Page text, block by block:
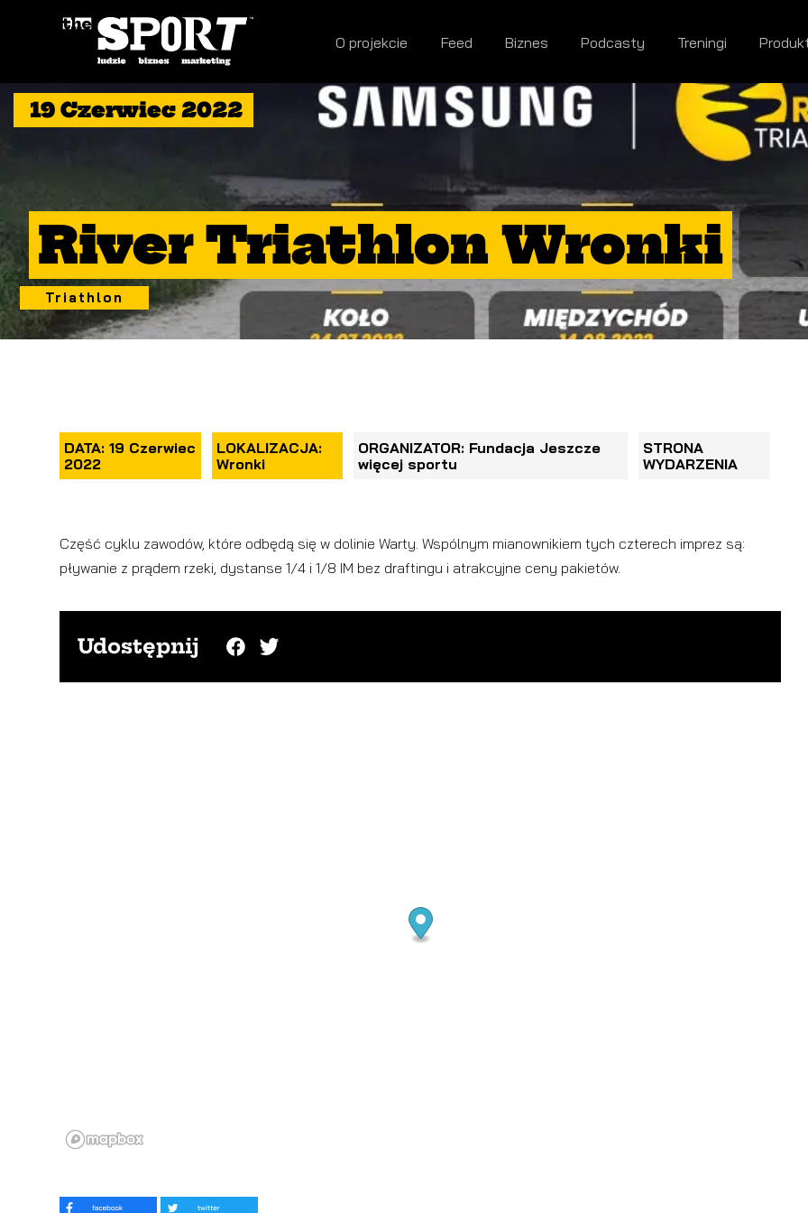
O projekcie Feed Biznes Podcasty Treningi
19 Czerwiec 2022
River Triathlon Wronki
Triathlon
DATA: 19 Czerwiec
2022
LOKALIZACJA:
Wronki
ORGANIZATOR: Fundacja Jeszcze
więcej sportu
STRONA
WYDARZENIA
Część cyklu zawodów, które odbędą się w dolinie Warty. Wspólnym mianownikiem tych czterech imprez są:
pływanie z prądem rzeki, dystanse 1/4 i 1/8 IM bez draftingu i atrakcyjne ceny pakietów.
Udostępnij